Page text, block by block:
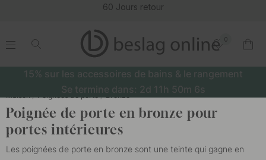
60 Jours retour
.
0
.
15% sur les accessoires de bains & le rangement
Se termine dans: 2d 11h 50m 6s
Maison Poignées de porte Bronze
Poignée de porte en bronze pour
portes intérieures
Les poignées de porte en bronze sont une teinte qui gagne en